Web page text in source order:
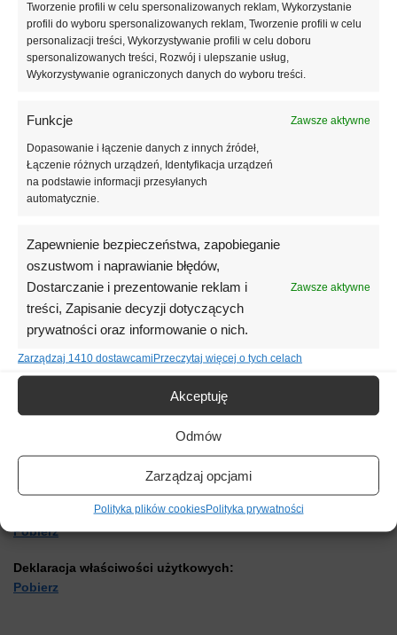
Tworzenie profili w celu spersonalizowanych reklam, Wykorzystanie
profili do wyboru spersonalizowanych reklam, Tworzenie profili w celu
personalizacji treści, Wykorzystywanie profili w celu doboru
spersonalizowanych treści, Rozwój i ulepszanie usług,
Wykorzystywanie ograniczonych danych do wyboru treści.
Funkcje Zawsze aktywne
Dopasowanie i łączenie danych z innych źródeł,
Łączenie różnych urządzeń, Identyfikacja urządzeń
na podstawie informacji przesyłanych
automatycznie.
Zapewnienie bezpieczeństwa, zapobieganie
oszustwom i naprawianie błędów,
Dostarczanie i prezentowanie reklam i
treści, Zapisanie decyzji dotyczących
prywatności oraz informowanie o nich.
Zawsze aktywne
Zarządzaj 1410 dostawcami Przeczytaj więcej o tych celach
Akceptuję
Odmów
Zarządzaj opcjami
Polityka plików cookiesPolityka prywatności
zabezpieczając płyty przed wilgocią i penetrowaniem masy
podkładu (wylewki) pomiędzy szczeliny płyt styropianowych. W
przypadku stosowania wodnego ogrzewania podłogowego,
instalację montuje się odpowiednimi klipsami na płytach, na
ogrzewania podłogowego.
Wymiar płyt gładkich:1000mm x 500 mm
Grubość płyt gładkichod 10mm do 200mm
Wymiar płyt frezowanych:
Wykończenie krawędzi:gładkie lub frezowane
Istotne cechy produktu:
Deklarowany współczynnik przewodzenia ciepła: ≤ 0,031
Naprężenie ściskające przy 10% odkształceniu względnym: ≥150
kPa
Wytrzymałość na zginanie: ≥200 kPa
Reakcja na ogień: Euroklasa E
Oznaczenie zgodnie z normą:
EPS 150 EPS-EN 13163-T(2)-L(3)-W(3)-S(5)-P(10)-BS200-
CS(10)150-DS(N)2-DS(70,-)2-DLT(1)5
Karta techniczna:
Pobierz
Deklaracja właściwości użytkowych:
Pobierz